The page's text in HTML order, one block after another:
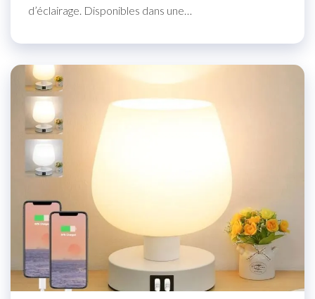
d’éclairage. Disponibles dans une…